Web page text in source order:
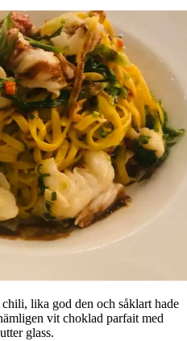
lika god den och såklart hade
vit choklad parfait med
glass.